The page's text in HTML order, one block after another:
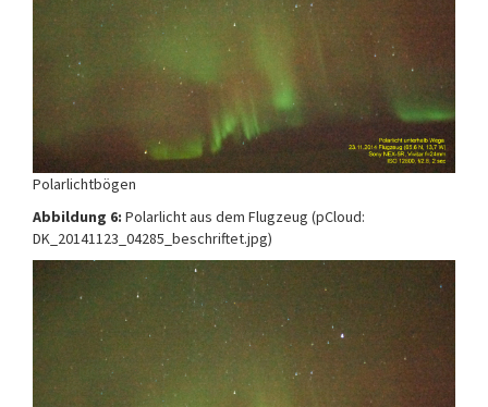
Polarlichtbögen
Abbildung 6: Polarlicht aus dem Flugzeug (pCloud:
DK_20141123_04285_beschriftet.jpg)